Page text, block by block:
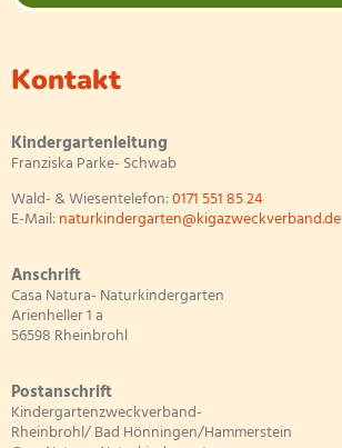
Kontakt
Kindergartenleitung
Franziska Parke- Schwab
Wald- & Wiesentelefon:0171 551 85 24
E-Mail:naturkindergarten@kigazweckverband.de
Anschrift
Casa Natura- Naturkindergarten
Arienheller 1 a
56598 Rheinbrohl
Postanschrift
Kindergartenzweckverband-
Rheinbrohl/ Bad Hönningen/Hammerstein